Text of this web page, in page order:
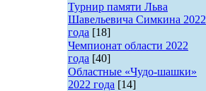
Турнир памяти Льва
Шавельевича Симкина 2022
года [18]
Чемпионат области 2022
года [40]
Областные «Чудо-шашки»
2022 года [14]